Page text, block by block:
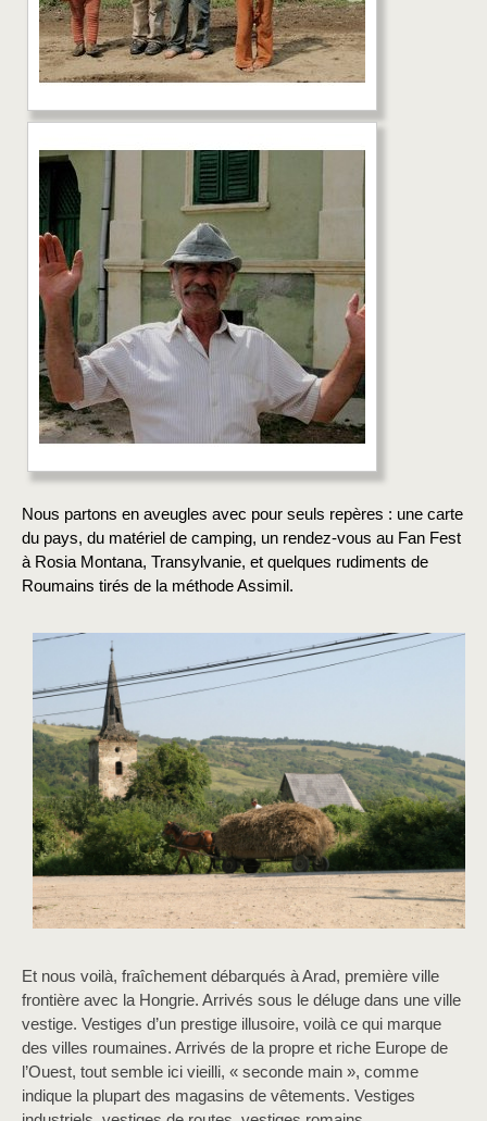
Nous partons en aveugles avec pour seuls repères : une carte
du pays, du matériel de camping, un rendez-vous au Fan Fest
à Rosia Montana, Transylvanie, et quelques rudiments de
Roumains tirés de la méthode Assimil.
Et nous voilà, fraîchement débarqués à Arad, première ville
frontière avec la Hongrie. Arrivés sous le déluge dans une ville
vestige. Vestiges d’un prestige illusoire, voilà ce qui marque
des villes roumaines. Arrivés de la propre et riche Europe de
l’Ouest, tout semble ici vieilli, « seconde main », comme
indique la plupart des magasins de vêtements. Vestiges